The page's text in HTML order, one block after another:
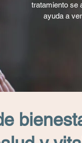
tratamiento se
ayuda a